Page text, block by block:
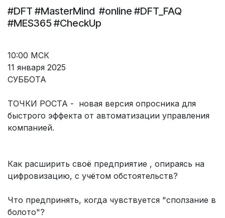
#DFT #MasterMind #online #DFT_FAQ
#MES365 #CheckUp
10:00 МСК
11 января 2025
СУББОТА
ТОЧКИ РОСТА - новая версия опросника для
быстрого эффекта от автоматизации управления
компанией.
Как расширить своё предприятие , опираясь на
цифровизацию, с учётом обстоятельств?
Что предпринять, когда чувствуется "сползание в
болото"?